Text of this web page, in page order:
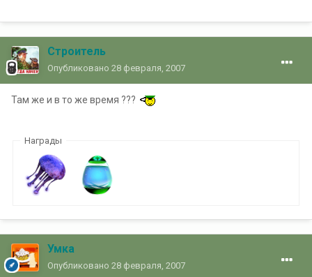
Строитель
Опубликовано 28 февраля, 2007
Там же и в то же время ???
Награды
Умка
Опубликовано 28 февраля, 2007